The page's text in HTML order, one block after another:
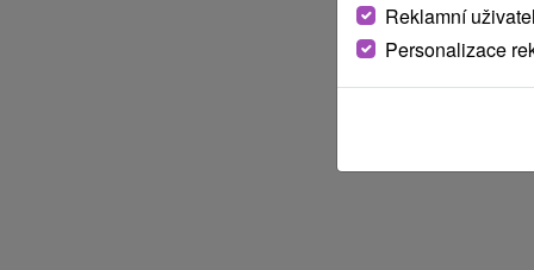
Reklamní
Personalizace